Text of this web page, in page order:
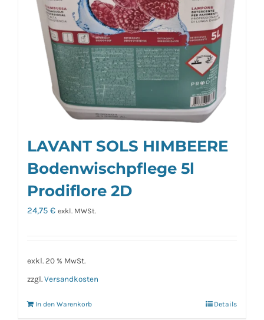
LAVANT SOLS HIMBEERE
Bodenwischpflege 5l
Prodiflore 2D
24,75 € exkl. MWSt.
exkl. 20 % MwSt.
zzgl. Versandkosten
In den Warenkorb Details